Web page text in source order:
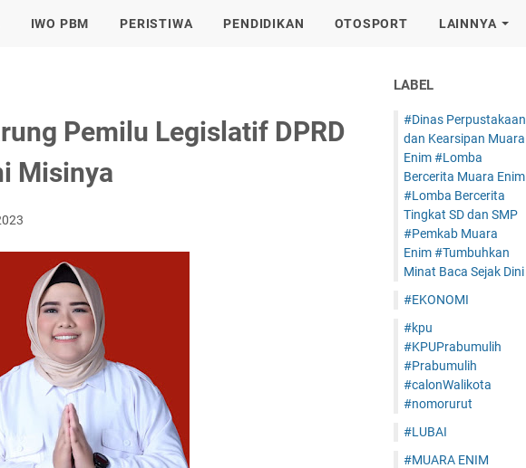
IWO PBM PERISTIWA PENDIDIKAN OTOSPORT LAINNYA
Pemilu Legislatif DPRD
Misinya
LABEL
#Dinas Perpustakaan
dan Kearsipan Muara
Enim #Lomba
Bercerita Muara Enim
#Lomba Bercerita
Tingkat SD dan SMP
#Pemkab Muara
Enim #Tumbuhkan
Minat Baca Sejak Dini
#EKONOMI
#kpu
#KPUPrabumulih
#Prabumulih
#calonWalikota
#nomorurut
#LUBAI
#MUARA ENIM